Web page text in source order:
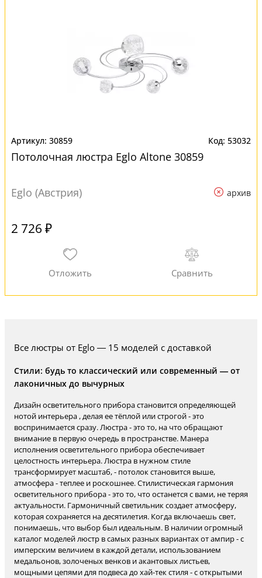
30859 53032
Потолочная люстра Eglo Altone 30859
Eglo (Австрия) архив
2 726 ₽
Все люстры от Eglo — 15 моделей с доставкой
Стили: будь то классический или современный — от
лаконичных до вычурных
Дизайн осветительного прибора становится определяющей
нотой интерьера , делая ее тёплой или строгой - это
воспринимается сразу. Люстра - это то, на что обращают
внимание в первую очередь в пространстве. Манера
исполнения осветительного прибора обеспечивает
целостность интерьера. Люстра в нужном стиле
трансформирует масштаб, - потолок становится выше,
атмосфера - теплее и роскошнее. Стилистическая гармония
осветительного прибора - это то, что останется с вами, не теряя
актуальности. Гармоничный светильник создает атмосферу,
которая сохраняется на десятилетия. Когда включаешь свет,
понимаешь, что выбор был идеальным. В наличии огромный
каталог моделей люстр в самых разных вариантах от ампир - с
имперским величием в каждой детали, использованием
медальонов, золоченых венков и акантовых листьев,
мощными цепями для подвеса до хай-тек стиля - с открытыми